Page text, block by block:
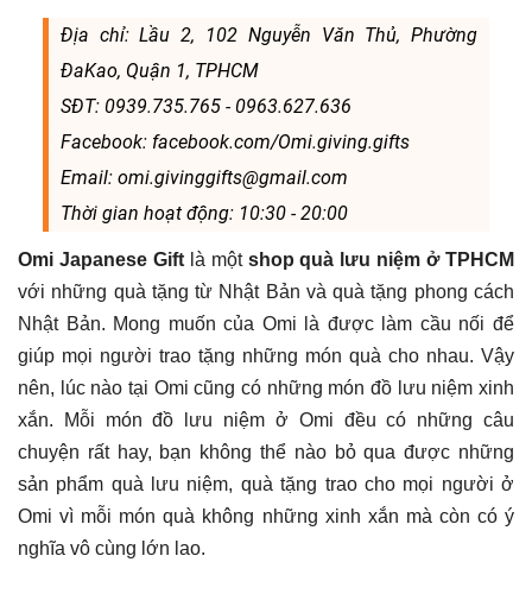
Địa chỉ: Lầu 2, 102 Nguyễn Văn Thủ, Phường
ĐaKao, Quận 1, TPHCM
SĐT: 0939.735.765 - 0963.627.636
Facebook: facebook.com/Omi.giving.gifts
Email: omi.givinggifts@gmail.com
Thời gian hoạt động: 10:30 - 20:00
Omi Japanese Giftlà mộtshop quà lưu niệm ở TPHCM
với những quà tặng từ Nhật Bản và quà tặng phong cách
Nhật Bản. Mong muốn của Omi là được làm cầu nối để
giúp mọi người trao tặng những món quà cho nhau. Vậy
nên, lúc nào tại Omi cũng có những món đồ lưu niệm xinh
xắn. Mỗi món đồ lưu niệm ở Omi đều có những câu
chuyện rất hay, bạn không thể nào bỏ qua được những
sản phẩm quà lưu niệm, quà tặng trao cho mọi người ở
Omi vì mỗi món quà không những xinh xắn mà còn có ý
nghĩa vô cùng lớn lao.